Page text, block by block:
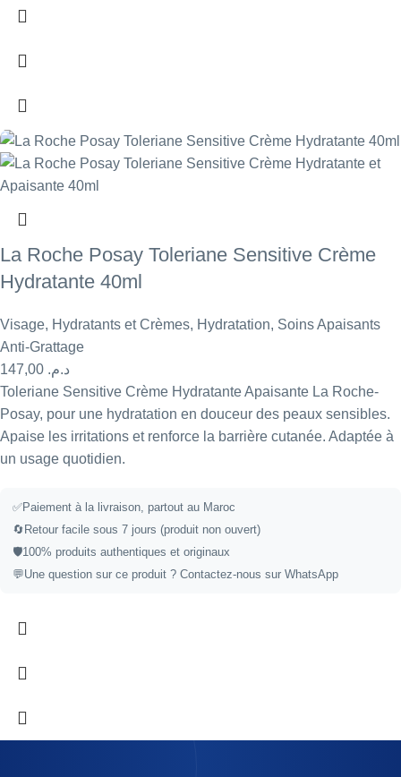
La Roche Posay Toleriane Sensitive Crème
Hydratante 40ml
Visage, Hydratants et Crèmes, Hydratation, Soins Apaisants
Anti-Grattage
د.م.
Toleriane Sensitive Crème Hydratante Apaisante La Roche-
Posay, pour une hydratation en douceur des peaux sensibles.
Apaise les irritations et renforce la barrière cutanée. Adaptée à
un usage quotidien.
✅Paiement à la livraison, partout au Maroc
🔄Retour facile sous 7 jours (produit non ouvert)
🛡️100% produits authentiques et originaux
💬Une question sur ce produit ? Contactez-nous sur WhatsApp